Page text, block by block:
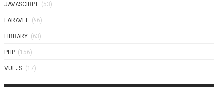
JAVASCIRPT (53)
LARAVEL (96)
LIBRARY (63)
PHP (156)
VUEJS (17)